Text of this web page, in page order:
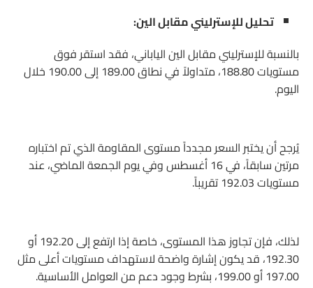
تحليل للإسترليني مقابل الين:
بالنسبة للإسترليني مقابل الين الياباني، فقد استقر فوق
مستويات 188.80، متداولاً في نطاق 189.00 إلى 190.00 خلال
اليوم.
يُرجح أن يختبر السعر مجدداً مستوى المقاومة الذي تم اختباره
مرتين سابقاً، في 16 أغسطس وفي يوم الجمعة الماضي، عند
مستويات 192.03 تقريباً.
لذلك، فإن تجاوز هذا المستوى، خاصة إذا ارتفع إلى 192.20 أو
192.30، قد يكون إشارة واضحة لاستهداف مستويات أعلى مثل
197.00 أو 199.00، بشرط وجود دعم من العوامل الأساسية.